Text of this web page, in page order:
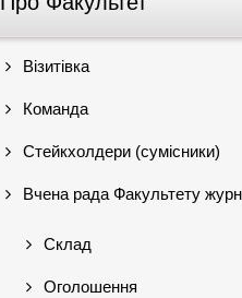
Візитівка
Команда
Стейкхолдери (сумісники)
Вчена рада Факультету
Склад
Оголошення